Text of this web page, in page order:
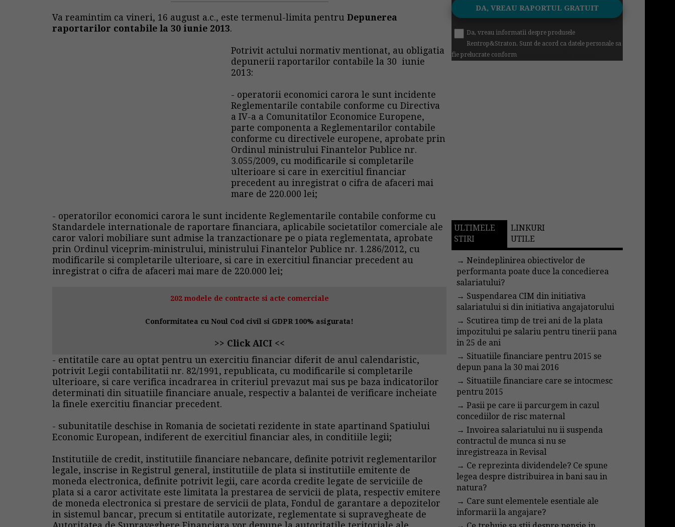
Va reamintim ca vineri, 16 august a.c., este termenul-limita pentru Depunerea
raportarilor contabile la 30 iunie 2013.
Potrivit actului normativ mentionat, au obligatia
depunerii raportarilor contabile la 30 iunie
2013:
- operatorii economici carora le sunt incidente
Reglementarile contabile conforme cu Directiva
a IV-a a Comunitatilor Economice Europene,
parte componenta a Reglementarilor contabile
conforme cu directivele europene, aprobate prin
Ordinul ministrului Finantelor Publice nr.
3.055/2009, cu modificarile si completarile
ulterioare si care in exercitiul financiar
precedent au inregistrat o cifra de afaceri mai
mare de 220.000 lei;
- operatorilor economici carora le sunt incidente Reglementarile contabile conforme cu
Standardele internationale de raportare financiara, aplicabile societatilor comerciale ale
caror valori mobiliare sunt admise la tranzactionare pe o piata reglementata, aprobate
prin Ordinul viceprim-ministrului, ministrului Finantelor Publice nr. 1.286/2012, cu
modificarile si completarile ulterioare, si care in exercitiul financiar precedent au
inregistrat o cifra de afaceri mai mare de 220.000 lei;
202 modele de contracte si acte comerciale
Conformitatea cu Noul Cod civil si GDPR 100% asigurata!
>> Click AICI<<
- entitatile care au optat pentru un exercitiu financiar diferit de anul calendaristic,
potrivit Legii contabilitatii nr. 82/1991, republicata, cu modificarile si completarile
ulterioare, si care verifica incadrarea in criteriul prevazut mai sus pe baza indicatorilor
determinati din situatiile financiare anuale, respectiv a balantei de verificare incheiate
la finele exercitiu financiar precedent.
- subunitatile deschise in Romania de societati rezidente in state apartinand Spatiului
Economic European, indiferent de exercitiul financiar ales, in conditiile legii;
Institutiile de credit, institutiile financiare nebancare, definite potrivit reglementarilor
legale, inscrise in Registrul general, institutiile de plata si institutiile emitente de
moneda electronica, definite potrivit legii, care acorda credite legate de serviciile de
plata si a caror activitate este limitata la prestarea de servicii de plata, respectiv emitere
de moneda electronica si prestare de servicii de plata, Fondul de garantare a depozitelor
in sistemul bancar, precum si entitatile autorizate, reglementate si supravegheate de
Da, vreau informatii despre produsele
Rentrop&Straton. Sunt de acord ca datele personale sa
fie prelucrate conform
ULTIMELE
STIRI
LINKURI
UTILE
→Neindeplinirea obiectivelor de
performanta poate duce la concedierea
salariatului?
→ Suspendarea CIM din initiativa
salariatului si din initiativa angajatorului
→ Scutirea timp de trei ani de la plata
impozitului pe salariu pentru tinerii pana
in 25 de ani
→ Situatiile financiare pentru 2015 se
depun pana la 30 mai 2016
→ Situatiile financiare care se intocmesc
pentru 2015
→Pasii pe care ii parcurgem in cazul
concediilor de risc maternal
→Invoirea salariatului nu ii suspenda
contractul de munca si nu se
inregistreaza in Revisal
→ Ce reprezinta dividendele? Ce spune
legea despre distribuirea in bani sau in
natura?
→ Care sunt elementele esentiale ale
informarii la angajare?